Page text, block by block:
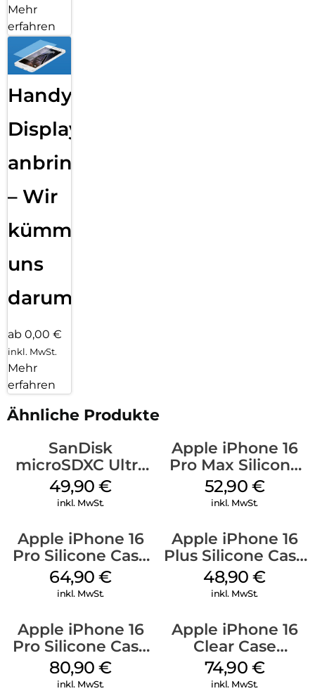
Mehr
erfahren
Handy
Displayfolie
anbringen
– Wir
kümmern
uns
darum!
ab 0,00 €
inkl. MwSt.
Mehr
erfahren
Ähnliche Produkte
SanDisk
microSDXC Ultra
128 GB + Adapter
Mobile
49,90€
inkl. MwSt.
Apple iPhone 16
Pro Max Silicone
Case MagSafe
Ultramarine
52,90 €
inkl. MwSt.
Apple iPhone 16
Pro Silicone Case
MagSafe Denim
64,90€
inkl. MwSt.
Apple iPhone 16
Plus Silicone Case
MagSafe Denim
48,90€
inkl. MwSt.
Apple iPhone 16
Pro Silicone Case
MagSafe Stone
Gray
80,90€
inkl. MwSt.
Apple iPhone 16
Clear Case
MagSafe
Transparent
74,90 €
inkl. MwSt.